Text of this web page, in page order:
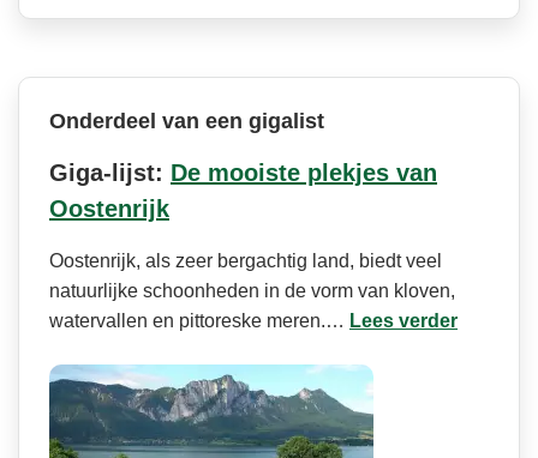
Onderdeel van een gigalist
Giga-lijst: De mooiste plekjes van
Oostenrijk
Oostenrijk, als zeer bergachtig land, biedt veel
natuurlijke schoonheden in de vorm van kloven,
watervallen en pittoreske meren.… Lees verder